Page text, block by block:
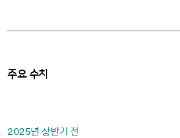
주요 수치
2025년 상반기 전